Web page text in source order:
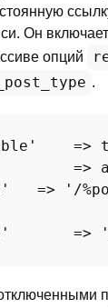
Он
опций
.
    =>
=>
   =>
'/
       =>